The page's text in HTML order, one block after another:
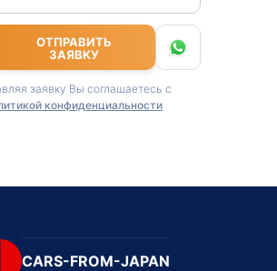
ОТПРАВИТЬ
ЗАЯВКУ
заявку Вы соглашаетесь с
конфиденциальности
CARS-FROM-JAPAN